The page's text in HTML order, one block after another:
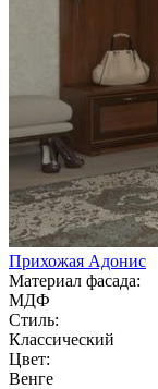
Прихожая Адонис
Материал фасада:
МДФ
Стиль:
Классический
Цвет:
Венге